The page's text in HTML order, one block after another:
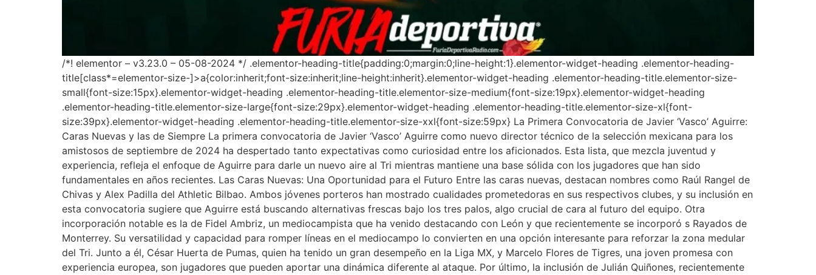
/*! elementor – v3.23.0 – 05-08-2024 */ .elementor-heading-title{padding:0;margin:0;line-height:1}.elementor-widget-heading .elementor-heading-
title[class*=elementor-size-]>a{color:inherit;font-size:inherit;line-height:inherit}.elementor-widget-heading .elementor-heading-title.elementor-size-
small{font-size:15px}.elementor-widget-heading .elementor-heading-title.elementor-size-medium{font-size:19px}.elementor-widget-heading
.elementor-heading-title.elementor-size-large{font-size:29px}.elementor-widget-heading .elementor-heading-title.elementor-size-xl{font-
size:39px}.elementor-widget-heading .elementor-heading-title.elementor-size-xxl{font-size:59px} La Primera Convocatoria de Javier ‘Vasco’ Aguirre:
Caras Nuevas y las de Siempre La primera convocatoria de Javier ‘Vasco’ Aguirre como nuevo director técnico de la selección mexicana para los
amistosos de septiembre de 2024 ha despertado tanto expectativas como curiosidad entre los aficionados. Esta lista, que mezcla juventud y
experiencia, refleja el enfoque de Aguirre para darle un nuevo aire al Tri mientras mantiene una base sólida con los jugadores que han sido
fundamentales en años recientes. Las Caras Nuevas: Una Oportunidad para el Futuro Entre las caras nuevas, destacan nombres como Raúl Rangel de
Chivas y Alex Padilla del Athletic Bilbao. Ambos jóvenes porteros han mostrado cualidades prometedoras en sus respectivos clubes, y su inclusión en
esta convocatoria sugiere que Aguirre está buscando alternativas frescas bajo los tres palos, algo crucial de cara al futuro del equipo. Otra
incorporación notable es la de Fidel Ambriz, un mediocampista que ha venido destacando con León y que recientemente se incorporó s Rayados de
Monterrey. Su versatilidad y capacidad para romper líneas en el mediocampo lo convierten en una opción interesante para reforzar la zona medular
del Tri. Junto a él, César Huerta de Pumas, quien ha tenido un gran desempeño en la Liga MX, y Marcelo Flores de Tigres, una joven promesa con
experiencia europea, son jugadores que pueden aportar una dinámica diferente al ataque. Por último, la inclusión de Julián Quiñones, recientemente